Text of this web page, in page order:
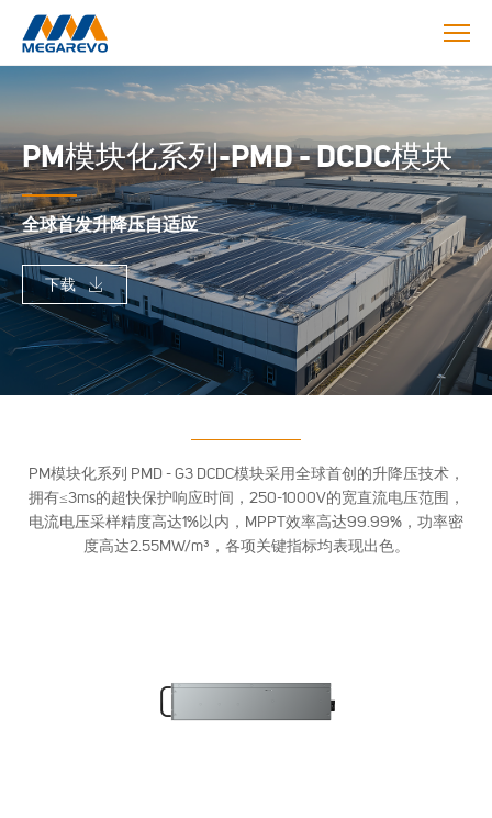
化
系
列
-
PMD
-
DCDC
块
PM模块化系列-PMD - DCDC模块
全球首发升降压自适应
下载
PM模块化系列 PMD - G3 DCDC模块采用全球首创的升降压技术，
拥有≤3ms的超快保护响应时间，250-1000V的宽直流电压范围，
电流电压采样精度高达1%以内，MPPT效率高达99.99%，功率密
度高达2.55MW/m³，各项关键指标均表现出色。